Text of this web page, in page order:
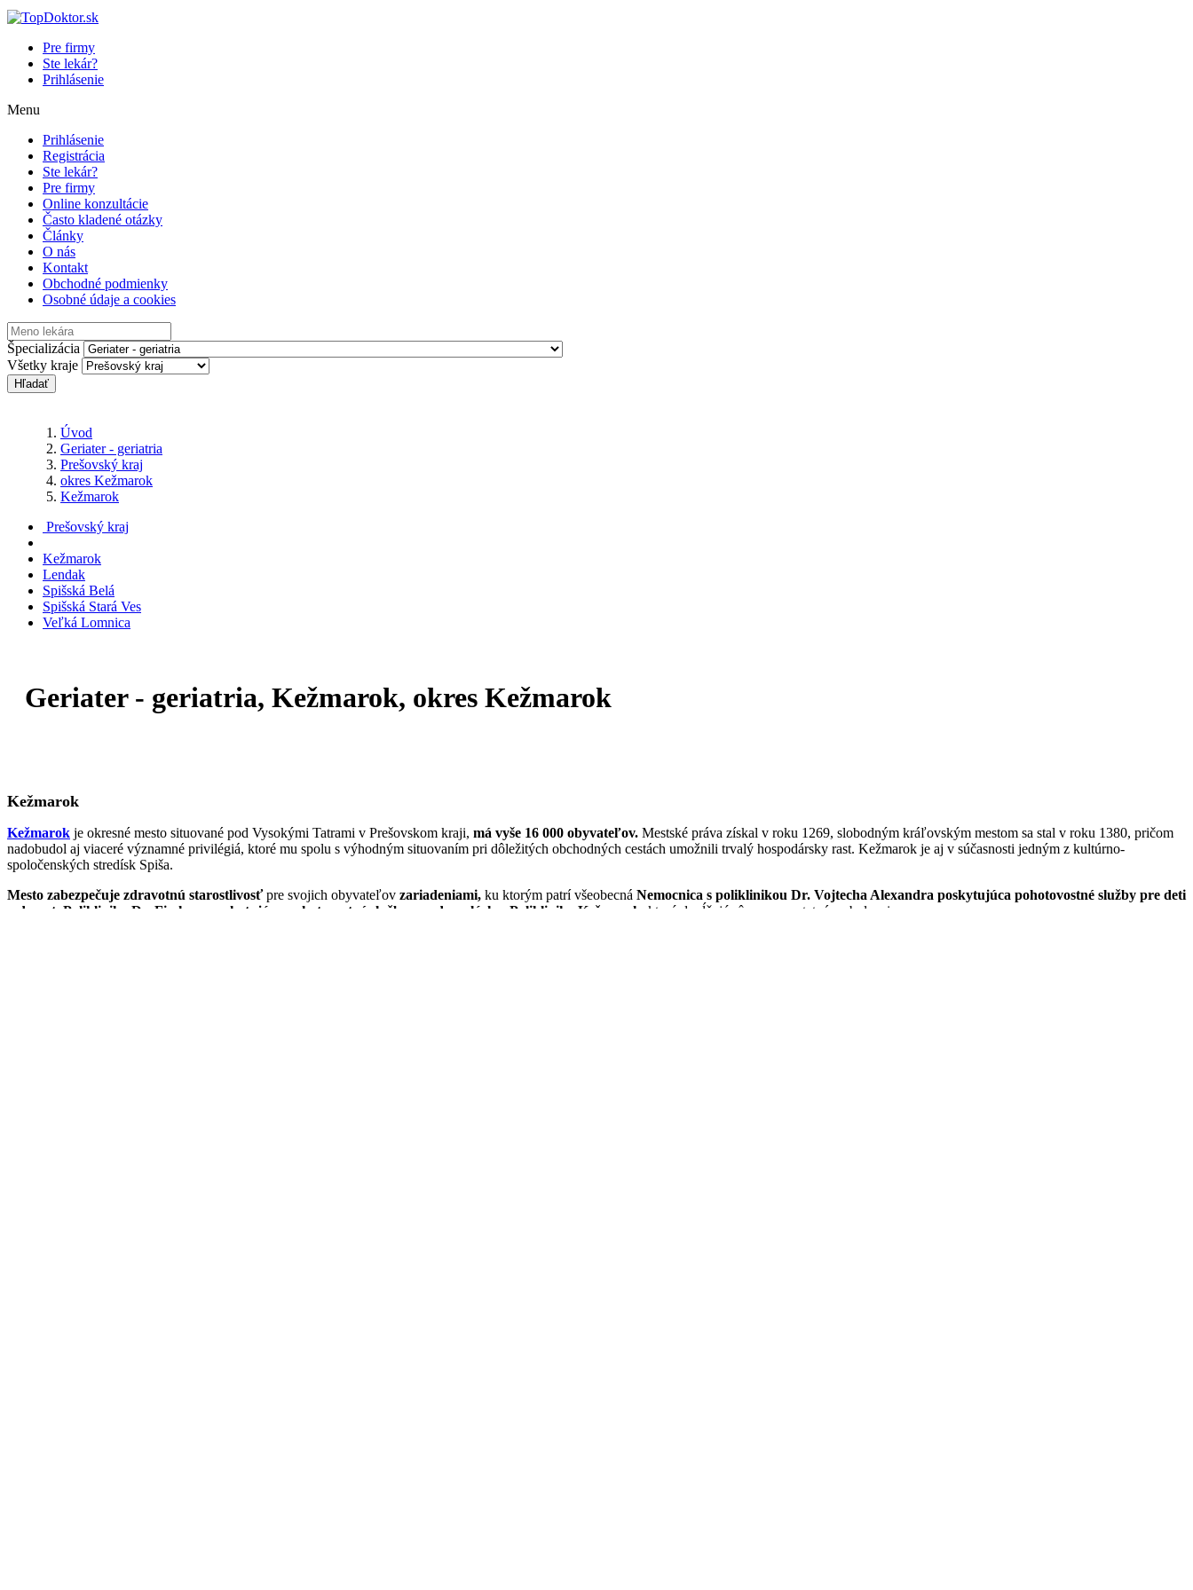
Pre firmy
Ste lekár?
Prihlásenie
Menu
Prihlásenie
Registrácia
Ste lekár?
Pre firmy
Online konzultácie
Často kladené otázky
Články
O nás
Kontakt
Obchodné podmienky
Osobné údaje a cookies
Špecializácia
Všetky kraje
Hľadať
Úvod
Geriater - geriatria
Prešovský kraj
okres Kežmarok
Kežmarok
Prešovský kraj
Kežmarok
Lendak
Spišská Belá
Spišská Stará Ves
Veľká Lomnica
Geriater - geriatria, Kežmarok, okres Kežmarok
Kežmarok
Kežmarok je okresné mesto situované pod Vysokými Tatrami v Prešovskom kraji, má vyše 16 000 obyvateľov. Mestské práva získal v roku 1269, slobodným kráľovským mestom sa stal v roku 1380, pričom
nadobudol aj viaceré významné privilégiá, ktoré mu spolu s výhodným situovaním pri dôležitých obchodných cestách umožnili trvalý hospodársky rast. Kežmarok je aj v súčasnosti jedným z kultúrno-
spoločenských stredísk Spiša.
Mesto zabezpečuje zdravotnú starostlivosťpre svojich obyvateľov zariadeniami, ku ktorým patrí všeobecná Nemocnica s poliklinikou Dr. Vojtecha Alexandra poskytujúca pohotovostné služby pre deti
a dorast, Poliklinika Dr. Fischera poskytujúca
pohotovostné služby pre dospelých a Poliklinika Kežmarok , ktorú dopĺňajú rôzne samostatné ambulancie.